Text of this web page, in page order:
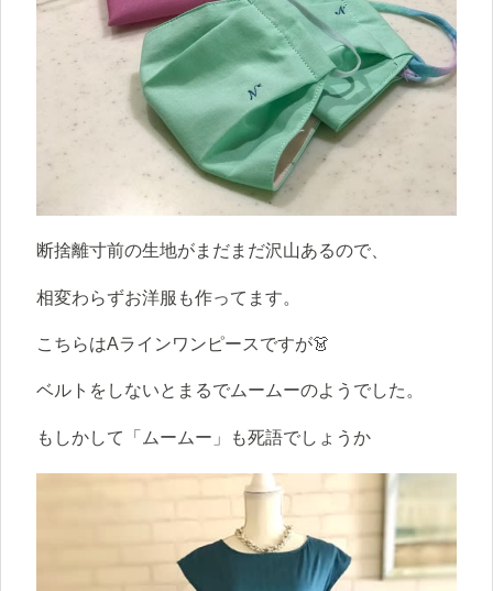
断捨離寸前の生地がまだまだ沢山あるので、
相変わらずお洋服も作ってます。
こちらはAラインワンピースですが👗
ベルトをしないとまるでムームーのようでした。
もしかして「ムームー」も死語でしょうか